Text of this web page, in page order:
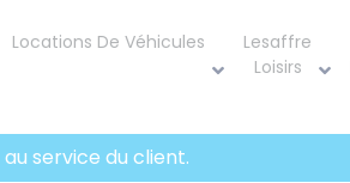
Locations De Véhicules
Lesaffre
Loisirs
service du client.